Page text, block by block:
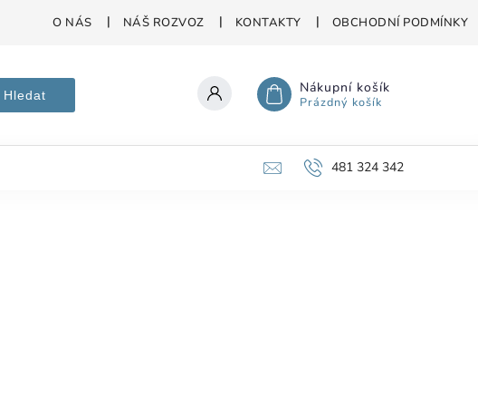
O NÁS NÁŠ ROZVOZ KONTAKTY OBCHODNÍ PODMÍNKY
Hledat Nákupní košík
Prázdný košík
481 324 342